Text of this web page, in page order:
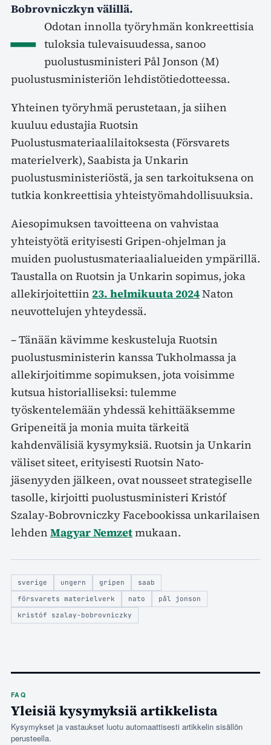
Bobrovniczkyn välillä.
– Odotan innolla työryhmän konkreettisia
tuloksia tulevaisuudessa, sanoo
puolustusministeri Pål Jonson (M)
puolustusministeriön lehdistötiedotteessa.
Yhteinen työryhmä perustetaan, ja siihen
kuuluu edustajia Ruotsin
Puolustusmateriaalilaitoksesta (Försvarets
materielverk), Saabista ja Unkarin
puolustusministeriöstä, ja sen tarkoituksena on
tutkia konkreettisia yhteistyömahdollisuuksia.
Aiesopimuksen tavoitteena on vahvistaa
yhteistyötä erityisesti Gripen-ohjelman ja
muiden puolustusmateriaalialueiden ympärillä.
Taustalla on Ruotsin ja Unkarin sopimus, joka
allekirjoitettiin 23. helmikuuta 2024Naton
neuvottelujen yhteydessä.
– Tänään kävimme keskusteluja Ruotsin
puolustusministerin kanssa Tukholmassa ja
allekirjoitimme sopimuksen, jota voisimme
kutsua historialliseksi: tulemme
työskentelemään yhdessä kehittääksemme
Gripeneitä ja monia muita tärkeitä
kahdenvälisiä kysymyksiä. Ruotsin ja Unkarin
väliset siteet, erityisesti Ruotsin Nato-
jäsenyyden jälkeen, ovat nousseet strategiselle
tasolle, kirjoitti puolustusministeri Kristóf
Szalay-Bobrovniczky Facebookissa unkarilaisen
lehden Magyar Nemzetmukaan.
sverige ungern gripen
saab
försvarets materielverk
nato
pål jonson
kristóf szalay-bobrovniczky
FAQ
Yleisiä kysymyksiä artikkelista
Kysymykset ja vastaukset luotu automaattisesti artikkelin sisällön
perusteella.